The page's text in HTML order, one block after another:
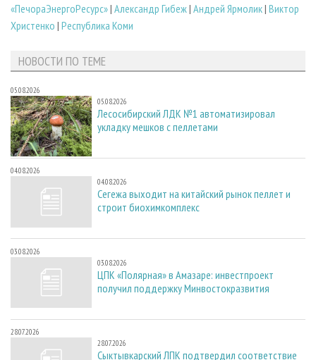
«ПечораЭнергоРесурс»| Александр Гибеж| Андрей Ярмолик| Виктор
Христенко | Республика Коми
НОВОСТИ ПО ТЕМЕ
05.08.2026
05.08.2026
Лесосибирский ЛДК №1 автоматизировал
укладку мешков с пеллетами
04.08.2026
04.08.2026
Сегежа выходит на китайский рынок пеллет и
строит биохимкомплекс
03.08.2026
03.08.2026
ЦПК «Полярная» в Амазаре: инвестпроект
получил поддержку Минвостокразвития
28.07.2026
28.07.2026
Сыктывкарский ЛПК подтвердил соответствие